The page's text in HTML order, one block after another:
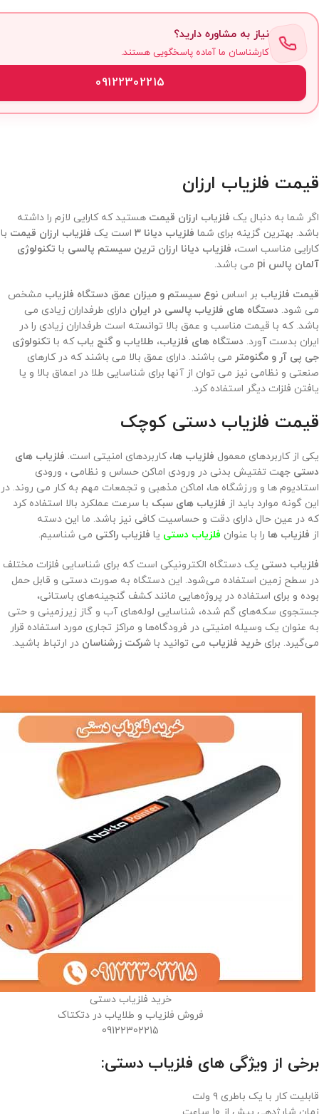
نیاز به مشاوره دارید؟
کارشناسان ما آماده پاسخگویی هستند.
09122302215
قیمت فلزیاب ارزان
اگر شما به دنبال یک فلزیاب ارزان قیمت هستید که کارایی لازم را داشته
باشد. بهترین گزینه برای شما فلزیاب دیانا ۳ است یک فلزیاب ارزان قیمت با
کارایی مناسب است، فلزیاب دیانا ارزان ترین سیستم پالسی با تکنولوژی
آلمان پالس pi
می باشد.
قیمت فلزیاب بر اساس نوع سیستم و میزان عمق دستگاه فلزیاب مشخص
می شود. دستگاه های فلزیاب پالسی در ایران دارای طرفداران زیادی می
باشد. که با قیمت مناسب و عمق بالا توانسته است طرفداران زیادی را در
ایران بدست آورد. دستگاه های فلزیاب، طلایاب و گنج یاب که با تکنولوژی
جی پی آر و مگنومتر می باشند. دارای عمق بالا می باشند که در کارهای
صنعتی و نظامی نیز می توان از آنها برای شناسایی طلا در اعماق بالا و یا
یافتن فلزات دیگر استفاده کرد.
قیمت فلزیاب دستی کوچک
یکی از کاربردهای معمول فلزیاب ها، کاربردهای امنیتی است. فلزیاب های
دستی جهت تفتیش بدنی در ورودی اماکن حساس و نظامی ، ورودی
استادیوم ها و ورزشگاه ها، اماکن مذهبی و تجمعات مهم به کار می روند. در
این گونه موارد باید از فلزیاب های سبک با سرعت عملکرد بالا استفاده کرد
که در عین حال دارای دقت و حساسیت کافی نیز باشد. ما این دسته
از فلزیاب ها را با عنوان فلزیاب دستی یا فلزیاب راکتی می شناسیم.
فلزیاب دستی یک دستگاه الکترونیکی است که برای شناسایی فلزات مختلف
در سطح زمین استفاده می‌شود. این دستگاه به صورت دستی و قابل حمل
بوده و برای استفاده در پروژه‌هایی مانند کشف گنجینه‌های باستانی،
جستجوی سکه‌های گم شده، شناسایی لوله‌های آب و گاز زیرزمینی و حتی
به عنوان یک وسیله امنیتی در فرودگاه‌ها و مراکز تجاری مورد استفاده قرار
می‌گیرد. برای خرید فلزیاب می توانید با شرکت زرشناسان در ارتباط باشید.
خرید فلزیاب دستی
فروش فلزیاب و طلایاب در دتکتاک
09122302215
برخی از ویژگی های فلزیاب دستی:
قابلیت کار با یک باطری ۹ ولت